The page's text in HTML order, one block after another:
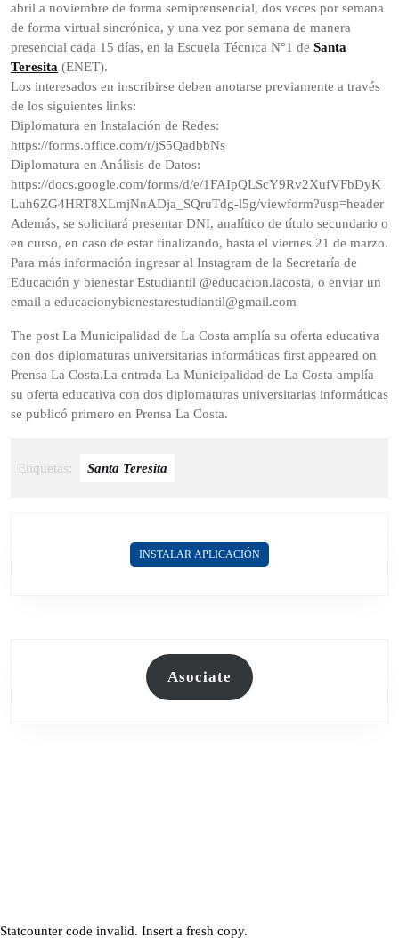
abril a noviembre de forma semiprensencial, dos veces por semana
de forma virtual sincrónica, y una vez por semana de manera
presencial cada 15 días, en la Escuela Técnica N°1 de Santa
Teresita (ENET).
Los interesados en inscribirse deben anotarse previamente a través
de los siguientes links:
Diplomatura en Instalación de Redes:
https://forms.office.com/r/jS5QadbbNs
Diplomatura en Análisis de Datos:
https://docs.google.com/forms/d/e/1FAIpQLScY9Rv2XufVFbDyK
Luh6ZG4HRT8XLmjNnADja_SQruTdg-l5g/viewform?usp=header
Además, se solicitará presentar DNI, analítico de título secundario o
en curso, en caso de estar finalizando, hasta el viernes 21 de marzo.
Para más información ingresar al Instagram de la Secretaría de
Educación y bienestar Estudiantil @educacion.lacosta, o enviar un
email a educacionybienestarestudiantil@gmail.com
The post La Municipalidad de La Costa amplía su oferta educativa
con dos diplomaturas universitarias informáticas first appeared on
Prensa La Costa.La entrada La Municipalidad de La Costa amplía
su oferta educativa con dos diplomaturas universitarias informáticas
se publicó primero en Prensa La Costa.
Etiquetas: Santa Teresita
INSTALAR APLICACIÓN
Asociate
Statcounter code invalid. Insert a fresh copy.